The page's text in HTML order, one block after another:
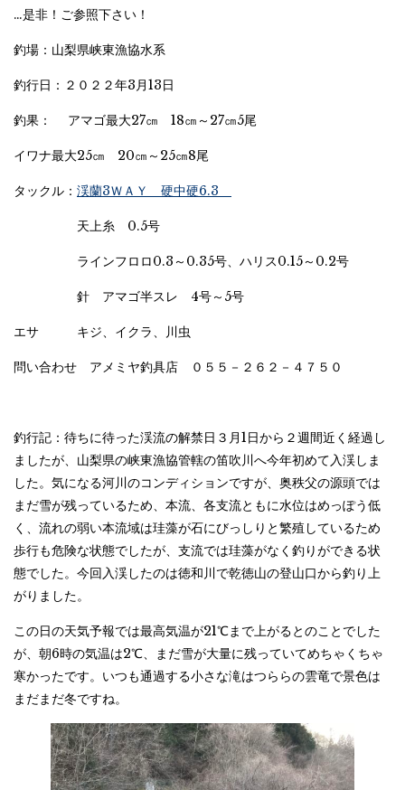
…是非！ご参照下さい！
釣場：山梨県峡東漁協水系
釣行日：２０２２年3月13日
釣果： アマゴ最大27㎝ 18㎝～27㎝5尾
イワナ最大25㎝ 20㎝～25㎝8尾
タックル： 渓蘭3ＷＡＹ 硬中硬6.3
天上糸 0.5号
ラインフロロ0.3～0.35号、ハリス0.15～0.2号
針 アマゴ半スレ 4号～5号
エサ キジ、イクラ、川虫
問い合わせ アメミヤ釣具店 ０５５－２６２－４７５０
釣行記：待ちに待った渓流の解禁日３月1日から２週間近く経過し
ましたが、山梨県の峡東漁協管轄の笛吹川へ今年初めて入渓しま
した。気になる河川のコンディションですが、奥秩父の源頭では
まだ雪が残っているため、本流、各支流ともに水位はめっぽう低
く、流れの弱い本流域は珪藻が石にびっしりと繁殖しているため
歩行も危険な状態でしたが、支流では珪藻がなく釣りができる状
態でした。今回入渓したのは徳和川で乾徳山の登山口から釣り上
がりました。
この日の天気予報では最高気温が21℃まで上がるとのことでした
が、朝6時の気温は2℃、まだ雪が大量に残っていてめちゃくちゃ
寒かったです。いつも通過する小さな滝はつららの雲竜で景色は
まだまだ冬ですね。